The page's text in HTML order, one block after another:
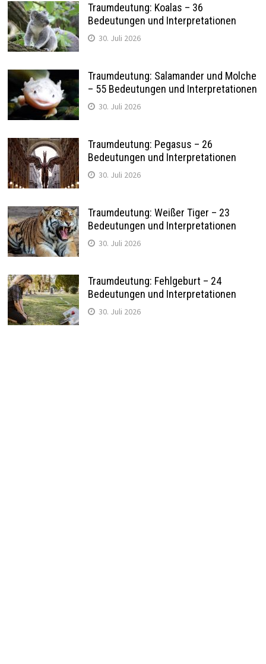
Traumdeutung: Koalas – 36
Bedeutungen und Interpretationen
30. Juli 2026
Traumdeutung: Salamander und Molche
– 55 Bedeutungen und Interpretationen
30. Juli 2026
Traumdeutung: Pegasus – 26
Bedeutungen und Interpretationen
30. Juli 2026
Traumdeutung: Weißer Tiger – 23
Bedeutungen und Interpretationen
30. Juli 2026
Traumdeutung: Fehlgeburt – 24
Bedeutungen und Interpretationen
30. Juli 2026